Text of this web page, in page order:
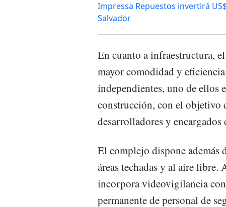
Impressa Repuestos invertirá
Salvador
En cuanto a infraestructura,
mayor comodidad y
independientes, uno de ellos
construcción, con el objetivo
desarrolladores y
El complejo dispone además
áreas techadas y al aire libre.
incorpora videovigilancia
permanente de personal de